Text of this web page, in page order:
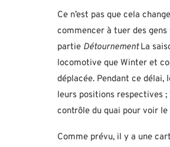
Ce n’est pas que cela
commencer à tuer des
partie DétournementLa
locomotive que Winter et
déplacée. Pendant ce délai,
leurs positions respectives
contrôle du quai pour voir
Comme prévu, il y a une